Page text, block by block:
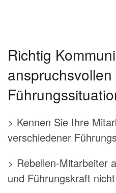
Richtig
anspruchsvollen
> Kennen Sie Ihre
verschiedener
> Rebellen-Mitarbeiter
und Führungskraft